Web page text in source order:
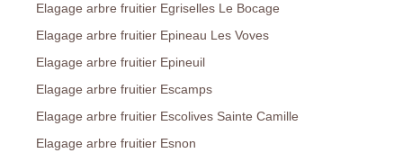
Elagage arbre fruitier Egriselles Le Bocage
Elagage arbre fruitier Epineau Les Voves
Elagage arbre fruitier Epineuil
Elagage arbre fruitier Escamps
Elagage arbre fruitier Escolives Sainte Camille
Elagage arbre fruitier Esnon